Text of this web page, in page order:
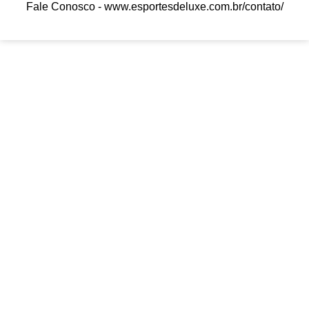
Fale Conosco - www.esportesdeluxe.com.br/contato/